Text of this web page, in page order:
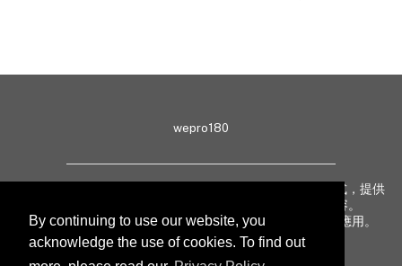
By continuing to use our website, you
acknowledge the use of cookies. To find out
全法案的部分內容，重點包括年齡驗證、AI…
wepro180
wepro180 由 IT 業界專家組成，以生動有趣、深入淺出方式，提供
最新 IT 動態、趨勢、技術、行業熱話、專題報導等內容。
致力提升亞太地區科技知識及網絡安全意識，促進新技術應用。